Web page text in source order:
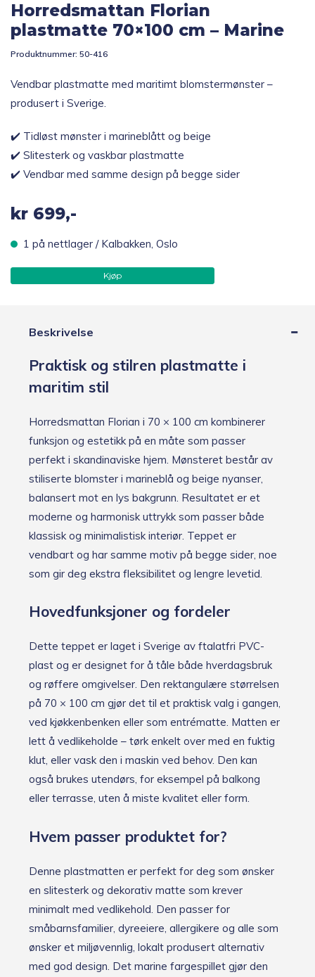
Gavetips
ut
Horredsmattan Florian
plastmatte 70×100 cm – Marine
Produktnummer: 50-416
Vendbar plastmatte med maritimt blomstermønster –
produsert i Sverige.
✔️ Tidløst mønster i marineblått og beige
✔️ Slitesterk og vaskbar plastmatte
✔️ Vendbar med samme design på begge sider
kr 699,-
1 på nettlager / Kalbakken, Oslo
Kjøp
Beskrivelse
Praktisk og stilren plastmatte i
maritim stil
Horredsmattan Florian i 70 × 100 cm kombinerer
funksjon og estetikk på en måte som passer
perfekt i skandinaviske hjem. Mønsteret består av
stiliserte blomster i marineblå og beige nyanser,
balansert mot en lys bakgrunn. Resultatet er et
moderne og harmonisk uttrykk som passer både
klassisk og minimalistisk interiør. Teppet er
vendbart og har samme motiv på begge sider, noe
som gir deg ekstra fleksibilitet og lengre levetid.
Hovedfunksjoner og fordeler
Dette teppet er laget i Sverige av ftalatfri PVC-
plast og er designet for å tåle både hverdagsbruk
og røffere omgivelser. Den rektangulære størrelsen
på 70 × 100 cm gjør det til et praktisk valg i gangen,
ved kjøkkenbenken eller som entrématte. Matten er
lett å vedlikeholde – tørk enkelt over med en fuktig
klut, eller vask den i maskin ved behov. Den kan
også brukes utendørs, for eksempel på balkong
eller terrasse, uten å miste kvalitet eller form.
Hvem passer produktet for?
Denne plastmatten er perfekt for deg som ønsker
en slitesterk og dekorativ matte som krever
minimalt med vedlikehold. Den passer for
småbarnsfamilier, dyreeiere, allergikere og alle som
ønsker et miljøvennlig, lokalt produsert alternativ
med god design. Det marine fargespillet gjør den